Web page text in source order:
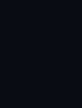
Instala Câmera
suporte
as